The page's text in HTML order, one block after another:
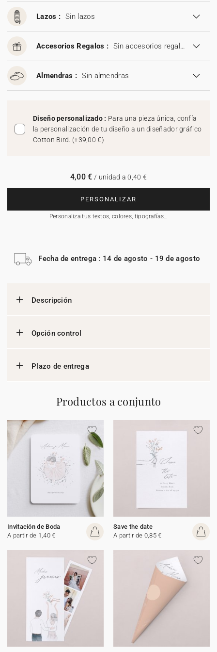
Lazos : Sin lazos
Accesorios Regalos : Sin accesorios regalos
Almendras : Sin almendras
Diseño personalizado : Para una pieza única, confía
la personalización de tu diseño a un diseñador gráfico
Cotton Bird. (+39,00 €)
PERSONALIZAR
Personaliza tus textos, colores, tipografías…
4,00 € / unidad a 0,40 €
Fecha de entrega : 14 de agosto - 19 de agosto
Descripción
Opción control
Plazo de entrega
Productos a conjunto
Invitación de Boda
A partir de 1,40 €
Save the date
A partir de 0,85 €